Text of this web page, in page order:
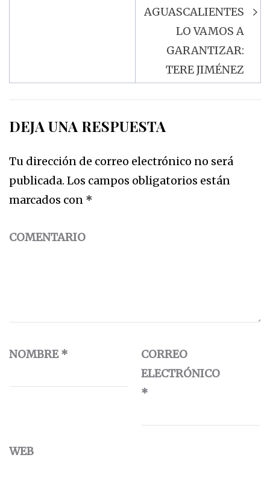
AGUASCALIENTES
LO VAMOS A
GARANTIZAR:
TERE JIMÉNEZ
DEJA UNA RESPUESTA
Tu dirección de correo electrónico no será
publicada. Los campos obligatorios están
marcados con *
COMENTARIO
NOMBRE*
CORREO
ELECTRÓNICO
*
WEB